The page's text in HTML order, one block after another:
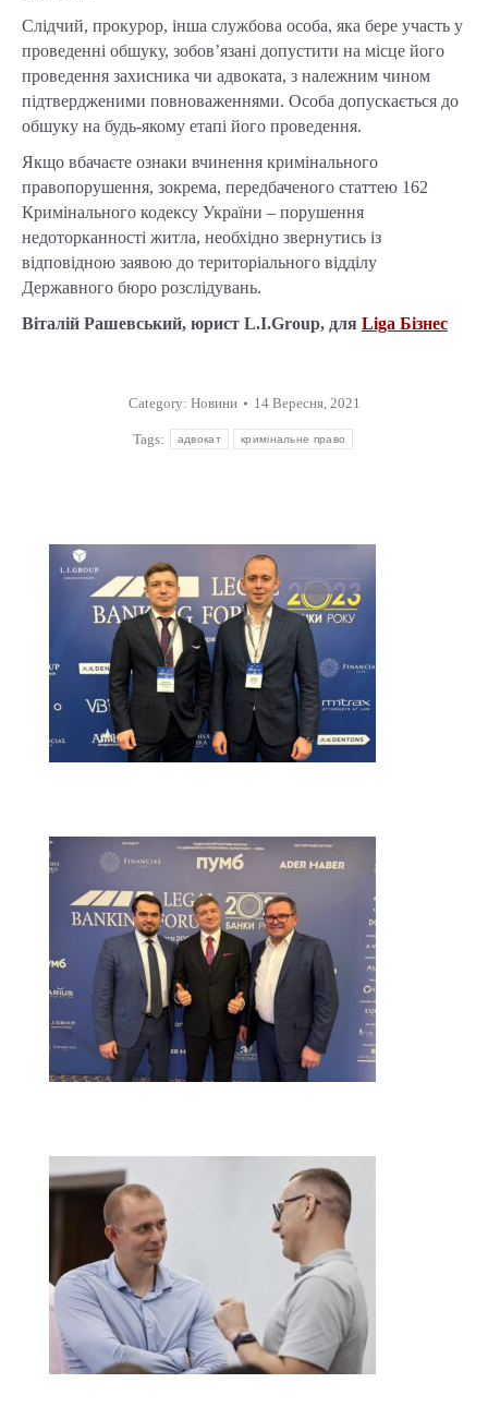
Слідчий, прокурор, інша службова особа, яка бере участь у
проведенні обшуку, зобов’язані допустити на місце його
проведення захисника чи адвоката, з належним чином
підтвердженими повноваженнями. Особа допускається до
обшуку на будь-якому етапі його проведення.
Якщо вбачаєте ознаки вчинення кримінального
правопорушення, зокрема, передбаченого статтею 162
Кримінального кодексу України – порушення
недоторканності житла, необхідно звернутись із
відповідною заявою до територіального відділу
Державного бюро розслідувань.
Віталій Рашевський, юрист L.I.Group, для Liga Бізнес
Category: Новини 14 Вересня, 2021
Tags: адвокат кримінальне право